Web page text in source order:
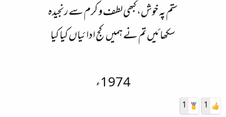
ستم پہ خوش، کبھی لطف و کرم سے رنجیدہ
سکھائیں تم نے ہمیں کج ادائیاں کیا کیا
1974ء
1
1